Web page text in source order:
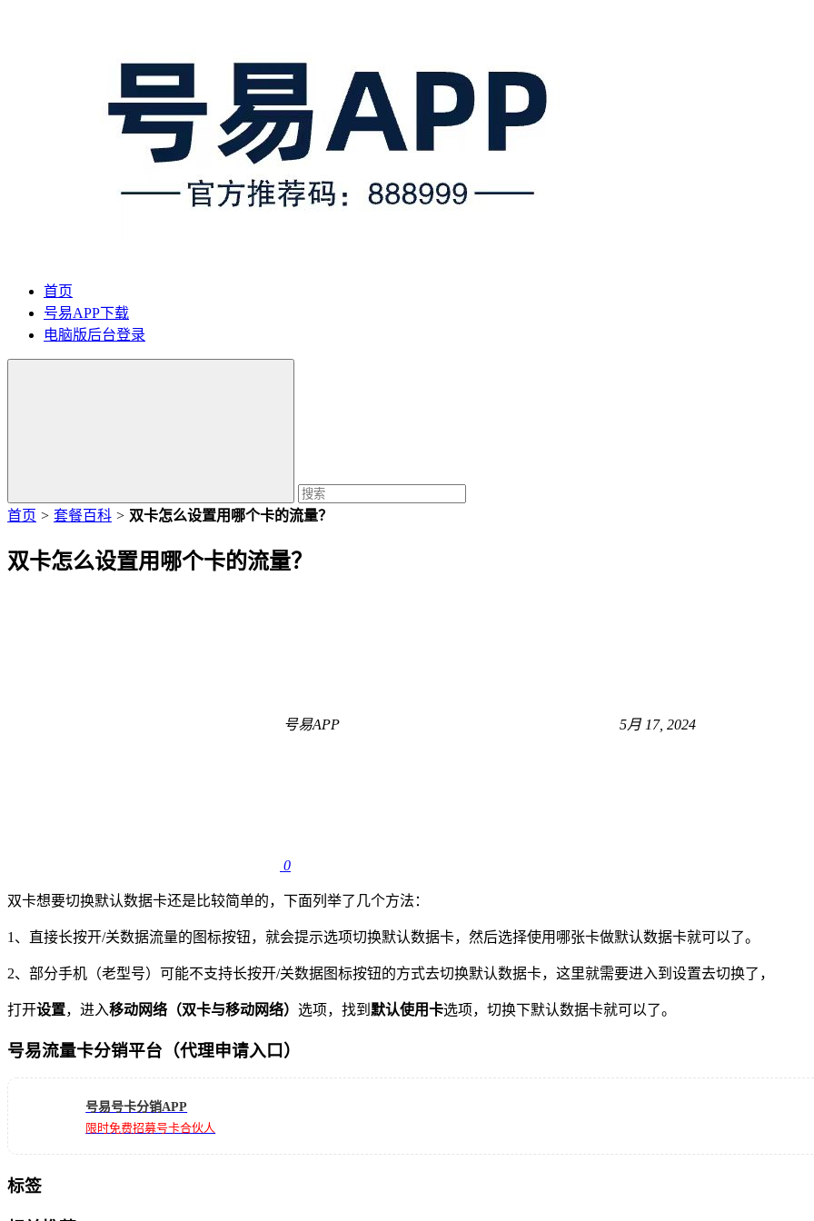
首页
号易APP下载
电脑版后台登录
首页 > 套餐百科 > 双卡怎么设置用哪个卡的流量？
双卡怎么设置用哪个卡的流量？
号易APP 5月 17, 2024
0
双卡想要切换默认数据卡还是比较简单的，下面列举了几个方法：
1、直接长按开/关数据流量的图标按钮，就会提示选项切换默认数据卡，然后选择使用哪张卡做默认数据卡就可以了。
2、部分手机（老型号）可能不支持长按开/关数据图标按钮的方式去切换默认数据卡，这里就需要进入到设置去切换了，
打开设置，进入移动网络（双卡与移动网络） 选项，找到 默认使用卡选项，切换下默认数据卡就可以了。
号易流量卡分销平台（代理申请入口）
号易号卡分销APP
限时免费招募号卡合伙人
标签